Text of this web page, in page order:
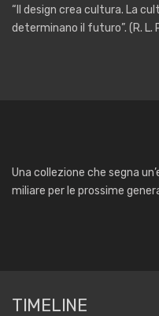
“Il design crea cultura. La
determinano il futuro”. (R. L.
Una collezione che segna
miliare per le prossime
TIMELINE